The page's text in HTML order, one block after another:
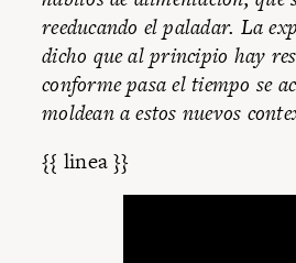
reeducando el paladar. La
dicho que al principio hay
conforme pasa el tiempo se
moldean a estos nuevos
{{ linea }}